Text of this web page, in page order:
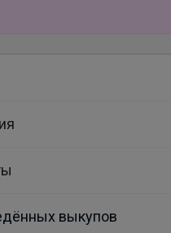
выкупов